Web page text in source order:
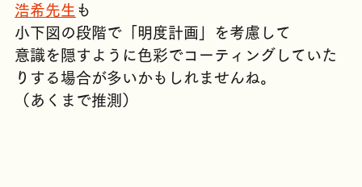
カラー上手く使っている
浩希先生 も
小下図の段階で「明度計画」を考慮して
意識を隠すように色彩でコーティングしていた
りする場合が多いかもしれませんね。